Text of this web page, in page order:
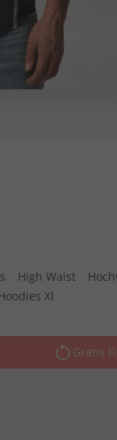
High Waist
Xl
Gratis